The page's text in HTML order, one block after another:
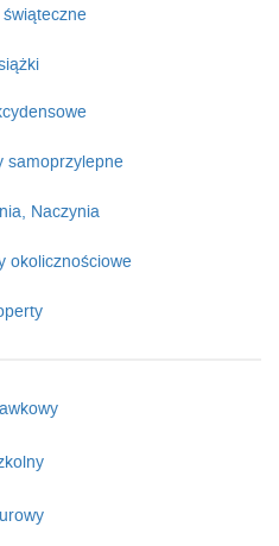
świąteczne
samoprzylepne
Naczynia
okolicznościowe